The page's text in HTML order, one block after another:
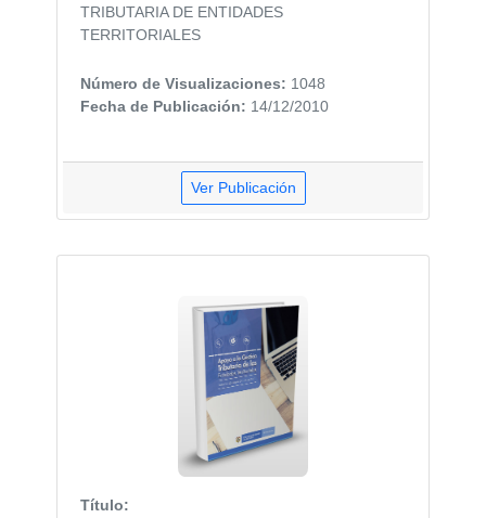
TRIBUTARIA DE ENTIDADES
TERRITORIALES
Número de Visualizaciones: 1048
Fecha de Publicación: 14/12/2010
Ver Publicación
Título: